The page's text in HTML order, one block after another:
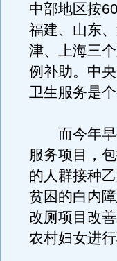
中部地区按
福建、山东
津、上海三
例补助。中
卫生服务是个
而今年早
服务项目，
的人群接种
贫困的白内
改厕项目改
农村妇女进